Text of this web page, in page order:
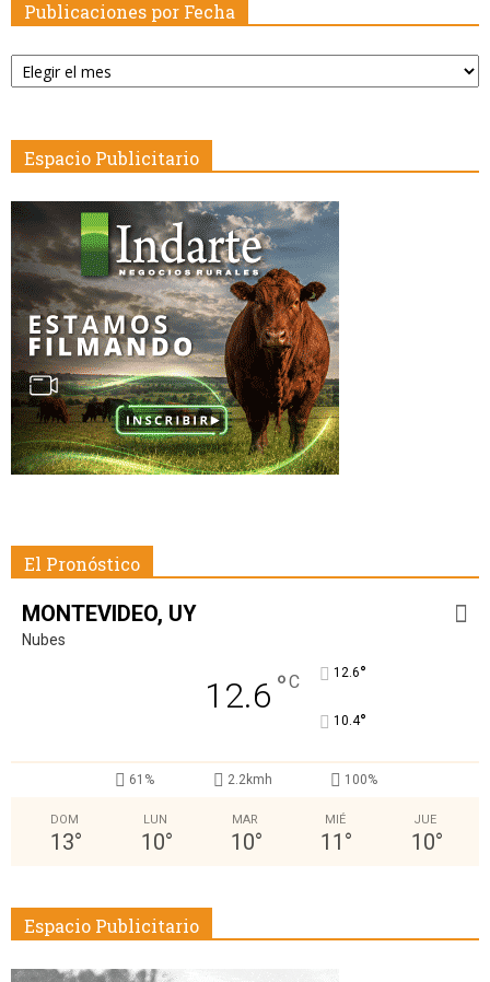
Publicaciones por Fecha
Publicaciones
por
Espacio Publicitario
El Pronóstico
MONTEVIDEO, UY
Nubes
12.6 °C 12.6°
10.4°
61% 2.2kmh 100%
DOM
13°
LUN
10°
MAR
10°
MIÉ
11 °
JUE
10°
Espacio Publicitario